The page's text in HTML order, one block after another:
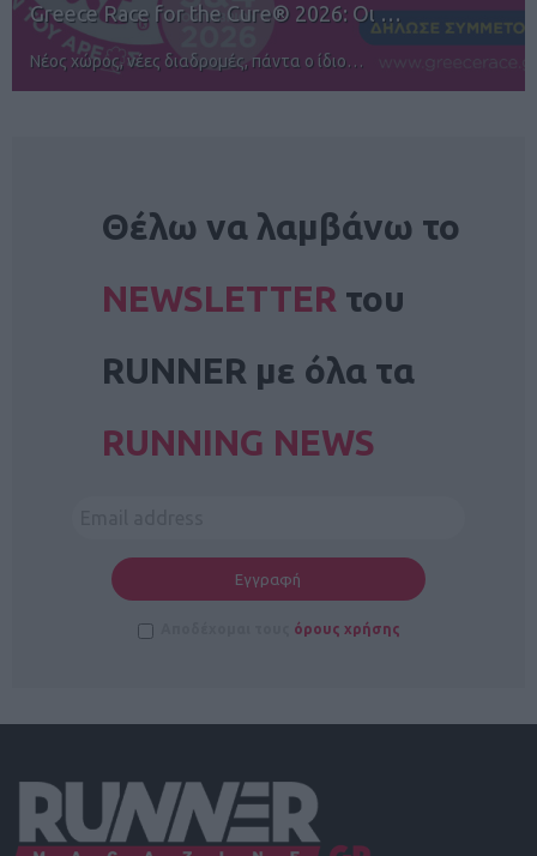
12ος TUI Rhodes Marathon: Άνοιγμα ε…
Αγώνες για όλους στην Ρόδο
Θέλω να λαμβάνω το
NEWSLETTER του
RUNNER με όλα τα
RUNNING NEWS
όρους χρήσης